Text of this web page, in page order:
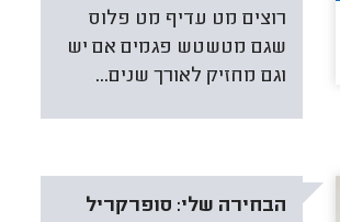
רוצים מט עדיף מט פלוס
שגם מטשטש פגמים אם יש
וגם מחזיק לאורך שנים...
הבחירה שלי: סופרקריל